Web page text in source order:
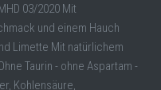
03/2020 Mit
und einem Hauch
Limette Mit natürlichem
Taurin - ohne Aspartam -
Kohlensäure,